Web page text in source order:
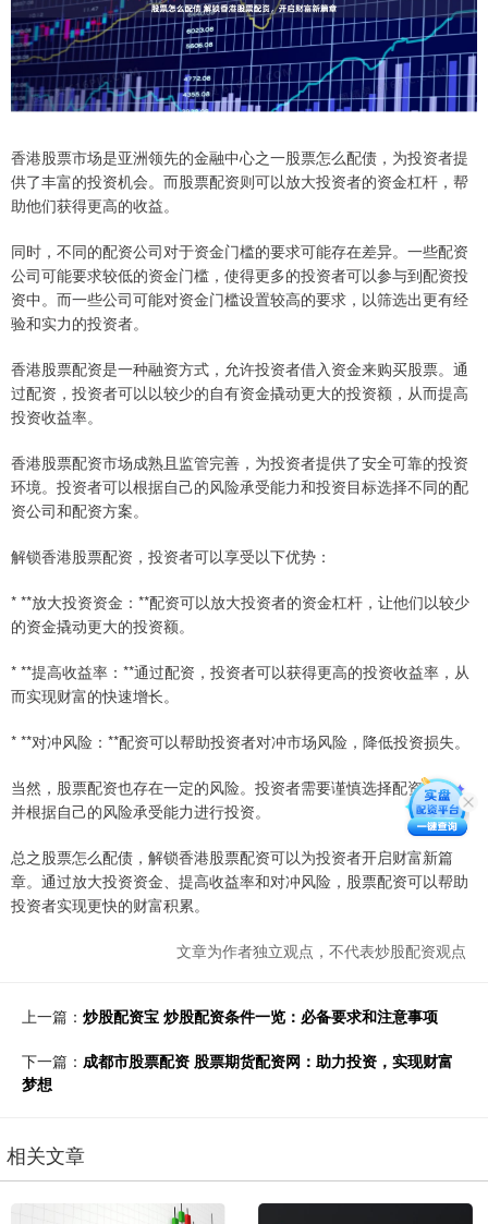
香港股票市场是亚洲领先的金融中心之一股票怎么配债，为投资者提
供了丰富的投资机会。而股票配资则可以放大投资者的资金杠杆，帮
助他们获得更高的收益。
同时，不同的配资公司对于资金门槛的要求可能存在差异。一些配资
公司可能要求较低的资金门槛，使得更多的投资者可以参与到配资投
资中。而一些公司可能对资金门槛设置较高的要求，以筛选出更有经
验和实力的投资者。
香港股票配资是一种融资方式，允许投资者借入资金来购买股票。通
过配资，投资者可以以较少的自有资金撬动更大的投资额，从而提高
投资收益率。
香港股票配资市场成熟且监管完善，为投资者提供了安全可靠的投资
环境。投资者可以根据自己的风险承受能力和投资目标选择不同的配
资公司和配资方案。
解锁香港股票配资，投资者可以享受以下优势：
* **放大投资资金：**配资可以放大投资者的资金杠杆，让他们以较少
的资金撬动更大的投资额。
* **提高收益率：**通过配资，投资者可以获得更高的投资收益率，从
而实现财富的快速增长。
* **对冲风险：**配资可以帮助投资者对冲市场风险，降低投资损失。
当然，股票配资也存在一定的风险。投资者需要谨慎选择配资公司，
并根据自己的风险承受能力进行投资。
总之股票怎么配债，解锁香港股票配资可以为投资者开启财富新篇
章。通过放大投资资金、提高收益率和对冲风险，股票配资可以帮助
投资者实现更快的财富积累。
文章为作者独立观点，不代表炒股配资观点
上一篇： 炒股配资宝 炒股配资条件一览：必备要求和注意事项
下一篇： 成都市股票配资 股票期货配资网：助力投资，实现财富
梦想
相关文章